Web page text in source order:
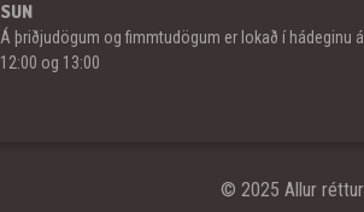
SUN
Á þriðjudögum og fimmtudögum er lokað í hádeginu
12:00 og 13:00
© 2025 Allur réttur